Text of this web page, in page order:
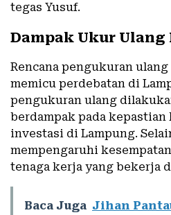
tegas Yusuf.
Dampak Ukur Ulang
Rencana pengukuran ulang
memicu perdebatan di
pengukuran ulang
berdampak pada
investasi di Lampung.
mempengaruhi
tenaga kerja yang bekerja
Baca Juga Jihan